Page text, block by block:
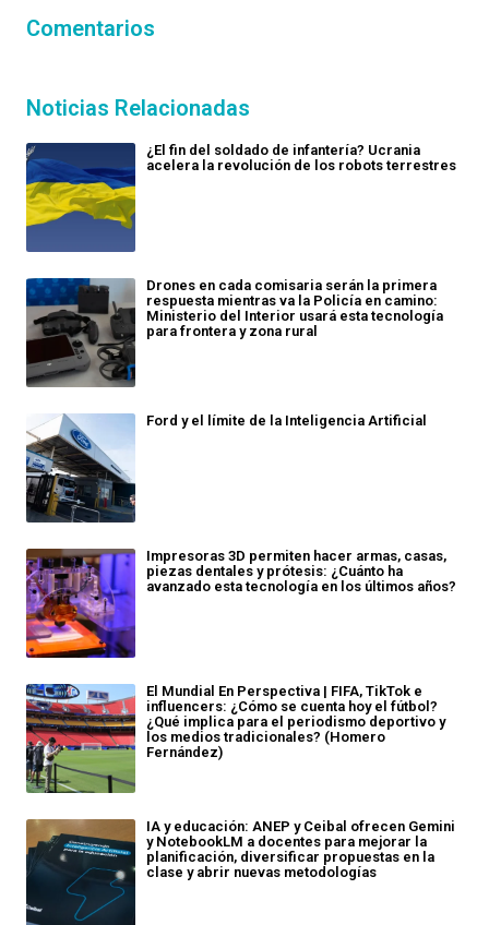
Comentarios
Noticias Relacionadas
¿El fin del soldado de infantería? Ucrania
acelera la revolución de los robots terrestres
Drones en cada comisaria serán la primera
respuesta mientras va la Policía en camino:
Ministerio del Interior usará esta tecnología
para frontera y zona rural
Ford y el límite de la Inteligencia Artificial
Impresoras 3D permiten hacer armas, casas,
piezas dentales y prótesis: ¿Cuánto ha
avanzado esta tecnología en los últimos años?
El Mundial En Perspectiva | FIFA, TikTok e
influencers: ¿Cómo se cuenta hoy el fútbol?
¿Qué implica para el periodismo deportivo y
los medios tradicionales? (Homero
Fernández)
IA y educación: ANEP y Ceibal ofrecen Gemini
y NotebookLM a docentes para mejorar la
planificación, diversificar propuestas en la
clase y abrir nuevas metodologías